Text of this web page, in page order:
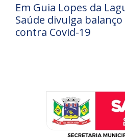
Em Guia Lopes da
Saúde divulga balanço
contra Covid-19